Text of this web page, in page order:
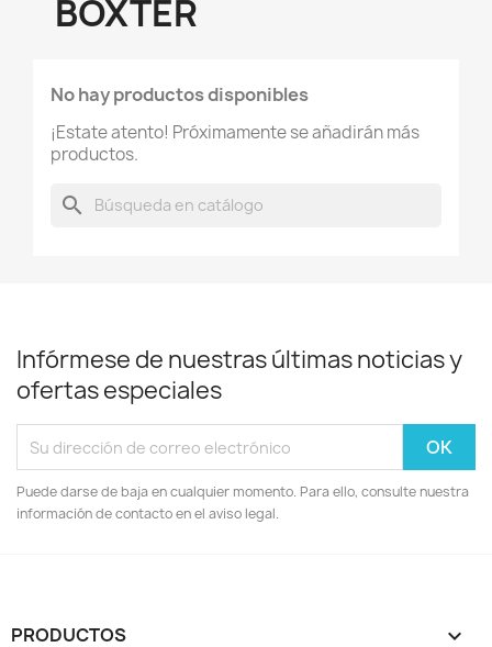
BOXTER
No hay productos disponibles
¡Estate atento! Próximamente se añadirán más
productos.
search
Infórmese de nuestras últimas noticias y
ofertas especiales
Puede darse de baja en cualquier momento. Para ello, consulte nuestra
información de contacto en el aviso legal.
PRODUCTOS 